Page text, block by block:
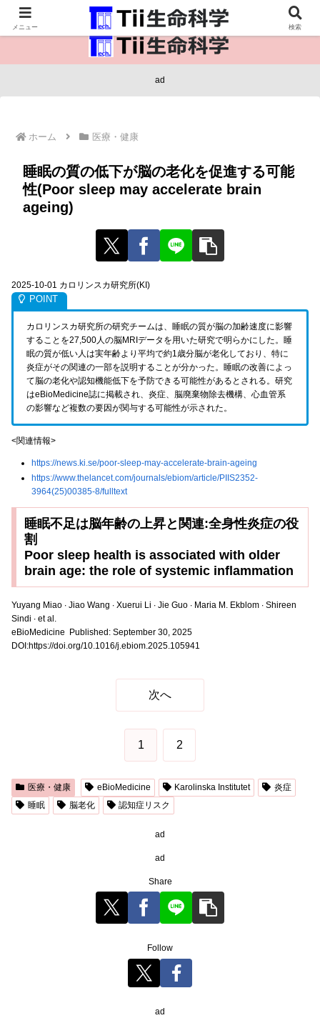
医療保健・生命・生物の情報インフラ。
ad
ホーム 医療・健康
睡眠の質の低下が脳の老化を促進する可能
性(Poor sleep may accelerate brain
ageing)
2025-10-01 カロリンスカ研究所(KI)
カロリンスカ研究所の研究チームは、睡眠の質が脳の加齢速度に影響
することを27,500人の脳MRIデータを用いた研究で明らかにした。睡
眠の質が低い人は実年齢より平均で約1歳分脳が老化しており、特に
炎症がその関連の一部を説明することが分かった。睡眠の改善によっ
て脳の老化や認知機能低下を予防できる可能性があるとされる。研究
はeBioMedicine誌に掲載され、炎症、脳廃棄物除去機構、心血管系
の影響など複数の要因が関与する可能性が示された。
<関連情報>
https://news.ki.se/poor-sleep-may-accelerate-brain-ageing
https://www.thelancet.com/journals/ebiom/article/PIIS2352-
3964(25)00385-8/fulltext
睡眠不足は脳年齢の上昇と関連:全身性炎症の役
割
Poor sleep health is associated with older
brain age: the role of systemic inflammation
Yuyang Miao ∙ Jiao Wang ∙ Xuerui Li ∙ Jie Guo ∙ Maria M. Ekblom ∙ Shireen
Sindi ∙ et al.
eBioMedicine Published: September 30, 2025
DOI:https://doi.org/10.1016/j.ebiom.2025.105941
次へ
1 2
医療・健康 eBioMedicine Karolinska Institutet
炎症
睡眠
脳老化 認知症リスク
ad
ad
Share
Follow
ad
メニュー 検索